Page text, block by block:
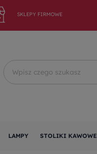
SKLEPY FIRMOWE
Wyszukaj
LAMPY STOLIKI KAWOWE